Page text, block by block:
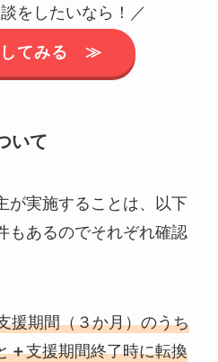
をしたいなら！／
してみる ≫
いて
が実施することは、以下
もあるのでそれぞれ確認
援期間（３か月）のうち
＋支援期間終了時に転換